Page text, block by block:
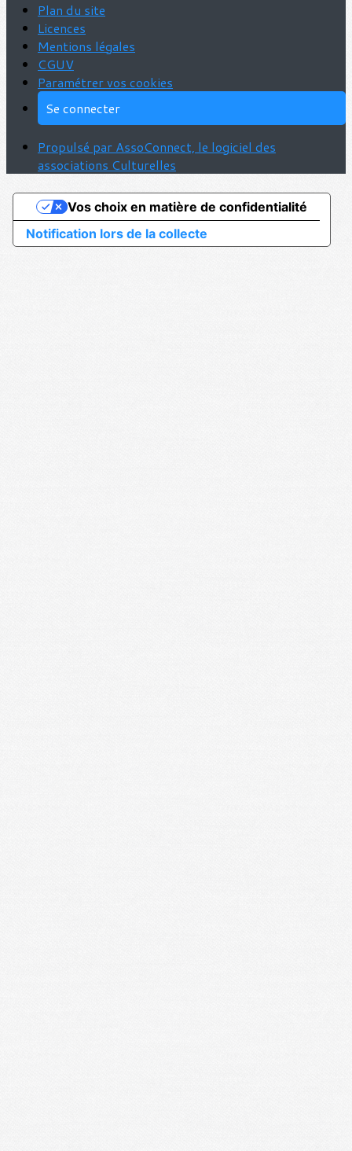
Plan du site
Licences
Mentions légales
CGUV
Paramétrer vos cookies
Se connecter
Propulsé par AssoConnect, le logiciel des
associations Culturelles
Notification lors de la collecte
Vos choix en matière de confidentialité